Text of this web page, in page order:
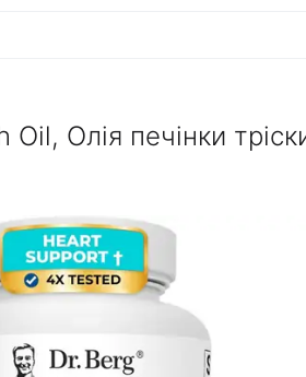
Олія печінки